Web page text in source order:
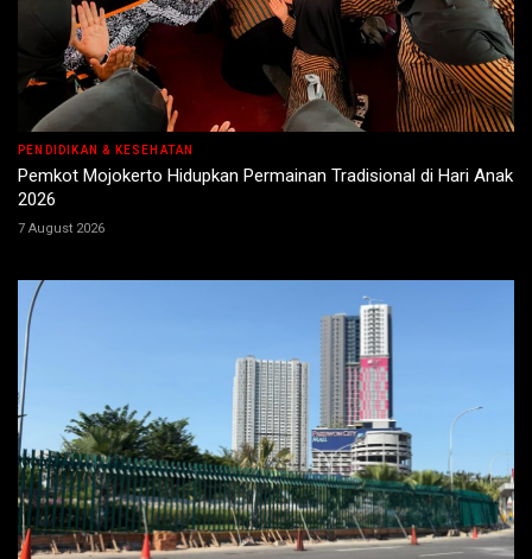
PENDIDIKAN & KESEHATAN
Pemkot Mojokerto Hidupkan Permainan Tradisional di Hari Anak
2026
7 August 2026